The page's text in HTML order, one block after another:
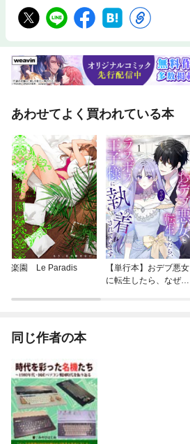
あわせてよく買われている本
楽園 Le Paradis
【単行本】おデブ悪女
に転生したら、なぜか
同じ作者の本